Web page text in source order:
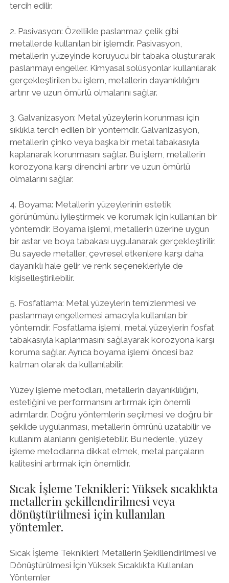
tercih edilir.
2. Pasivasyon: Özellikle paslanmaz çelik gibi
metallerde kullanılan bir işlemdir. Pasivasyon,
metallerin yüzeyinde koruyucu bir tabaka oluşturarak
paslanmayı engeller. Kimyasal solüsyonlar kullanılarak
gerçekleştirilen bu işlem, metallerin dayanıklılığını
artırır ve uzun ömürlü olmalarını sağlar.
3. Galvanizasyon: Metal yüzeylerin korunması için
sıklıkla tercih edilen bir yöntemdir. Galvanizasyon,
metallerin çinko veya başka bir metal tabakasıyla
kaplanarak korunmasını sağlar. Bu işlem, metallerin
korozyona karşı direncini artırır ve uzun ömürlü
olmalarını sağlar.
4. Boyama: Metallerin yüzeylerinin estetik
görünümünü iyileştirmek ve korumak için kullanılan bir
yöntemdir. Boyama işlemi, metallerin üzerine uygun
bir astar ve boya tabakası uygulanarak gerçekleştirilir.
Bu sayede metaller, çevresel etkenlere karşı daha
dayanıklı hale gelir ve renk seçenekleriyle de
kişiselleştirilebilir.
5. Fosfatlama: Metal yüzeylerin temizlenmesi ve
paslanmayı engellemesi amacıyla kullanılan bir
yöntemdir. Fosfatlama işlemi, metal yüzeylerin fosfat
tabakasıyla kaplanmasını sağlayarak korozyona karşı
koruma sağlar. Ayrıca boyama işlemi öncesi baz
katman olarak da kullanılabilir.
Yüzey işleme metodları, metallerin dayanıklılığını,
estetiğini ve performansını artırmak için önemli
adımlardır. Doğru yöntemlerin seçilmesi ve doğru bir
şekilde uygulanması, metallerin ömrünü uzatabilir ve
kullanım alanlarını genişletebilir. Bu nedenle, yüzey
işleme metodlarına dikkat etmek, metal parçaların
kalitesini artırmak için önemlidir.
Sıcak İşleme Teknikleri: Yüksek sıcaklıkta
metallerin şekillendirilmesi veya
dönüştürülmesi için kullanılan
yöntemler.
Sıcak İşleme Teknikleri: Metallerin Şekillendirilmesi ve
Dönüştürülmesi İçin Yüksek Sıcaklıkta Kullanılan
Yöntemler